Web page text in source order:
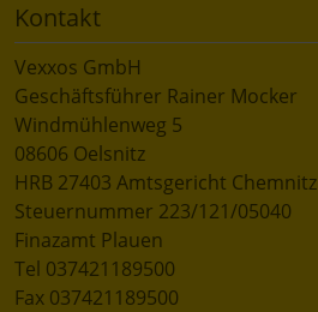
Kontakt
Vexxos GmbH
Geschäftsführer Rainer Mocker
Windmühlenweg 5
08606 Oelsnitz
HRB 27403 Amtsgericht Chemnitz
Steuernummer 223/121/05040
Finazamt Plauen
Tel 037421189500
Fax 037421189500